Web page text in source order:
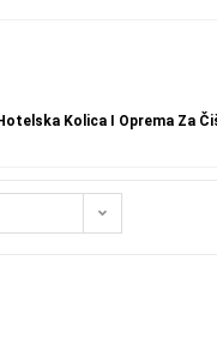
Kolica I Oprema Za